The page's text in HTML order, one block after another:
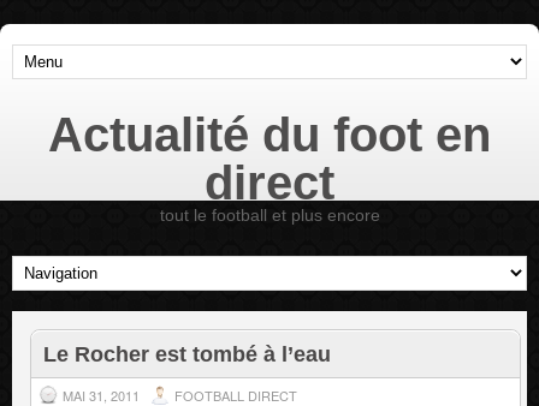
Actualité du foot en
direct
tout le football et plus encore
Le Rocher est tombé à l’eau
MAI 31, 2011 FOOTBALL DIRECT